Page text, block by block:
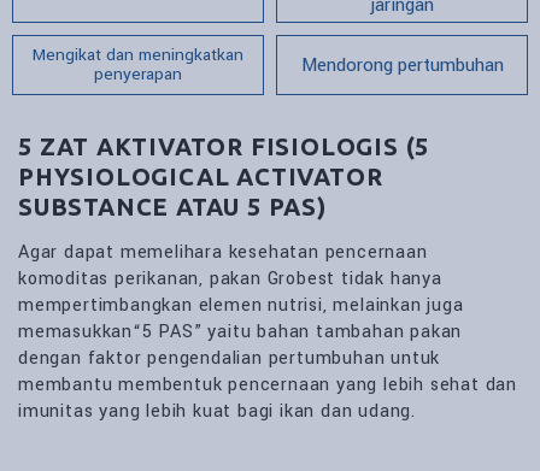
jaringan
Mengikat dan meningkatkan
penyerapan
Mendorong pertumbuhan
5 ZAT AKTIVATOR FISIOLOGIS (5
PHYSIOLOGICAL ACTIVATOR
SUBSTANCE ATAU 5 PAS)
Agar dapat memelihara kesehatan pencernaan
komoditas perikanan, pakan Grobest tidak hanya
mempertimbangkan elemen nutrisi, melainkan juga
memasukkan“5 PAS” yaitu bahan tambahan pakan
dengan faktor pengendalian pertumbuhan untuk
membantu membentuk pencernaan yang lebih sehat dan
imunitas yang lebih kuat bagi ikan dan udang.